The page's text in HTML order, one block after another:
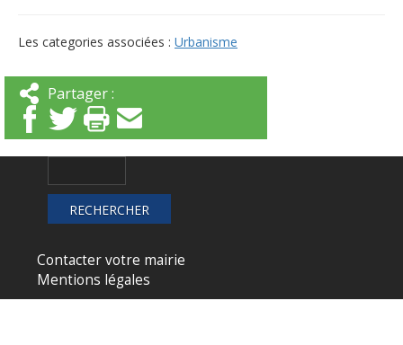
Les categories associées : Urbanisme
Partager :
Contacter votre mairie
Mentions légales